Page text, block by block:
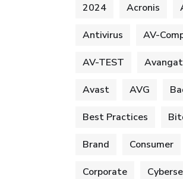
2024 Acronis
Antivirus AV-
AV-TEST
Avast AVG
Best Practices
Brand Consumer
Corporate